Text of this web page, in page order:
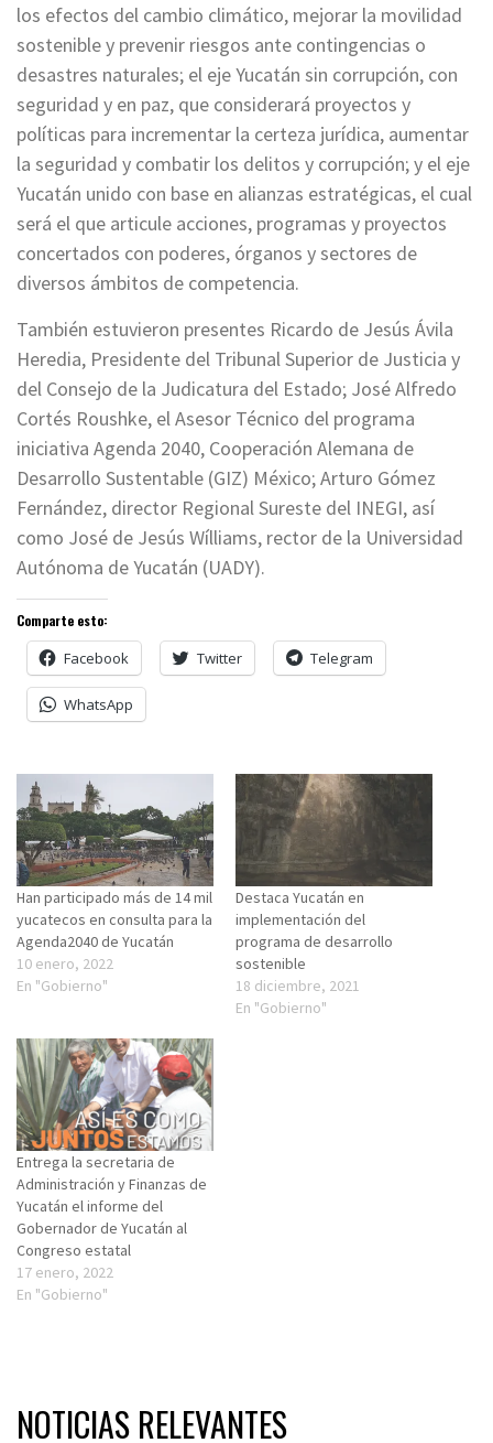
los efectos del cambio climático, mejorar la movilidad
sostenible y prevenir riesgos ante contingencias o
desastres naturales; el eje Yucatán sin corrupción, con
seguridad y en paz, que considerará proyectos y
políticas para incrementar la certeza jurídica, aumentar
la seguridad y combatir los delitos y corrupción; y el eje
Yucatán unido con base en alianzas estratégicas, el cual
será el que articule acciones, programas y proyectos
concertados con poderes, órganos y sectores de
diversos ámbitos de competencia.
También estuvieron presentes Ricardo de Jesús Ávila
Heredia, Presidente del Tribunal Superior de Justicia y
del Consejo de la Judicatura del Estado; José Alfredo
Cortés Roushke, el Asesor Técnico del programa
iniciativa Agenda 2040, Cooperación Alemana de
Desarrollo Sustentable (GIZ) México; Arturo Gómez
Fernández, director Regional Sureste del INEGI, así
como José de Jesús Wílliams, rector de la Universidad
Autónoma de Yucatán (UADY).
Comparte esto:
Facebook Twitter Telegram
WhatsApp
Han participado más de 14 mil
yucatecos en consulta para la
Agenda2040 de Yucatán
10 enero, 2022
En "Gobierno"
Destaca Yucatán en
implementación del
programa de desarrollo
sostenible
18 diciembre, 2021
En "Gobierno"
Entrega la secretaria de
Administración y Finanzas de
Yucatán el informe del
Gobernador de Yucatán al
Congreso estatal
17 enero, 2022
En "Gobierno"
NOTICIAS RELEVANTES